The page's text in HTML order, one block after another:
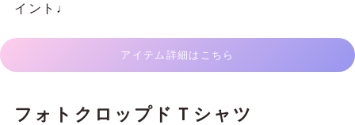
イント♩
アイテム詳細はこちら
フォトクロップドＴシャツ